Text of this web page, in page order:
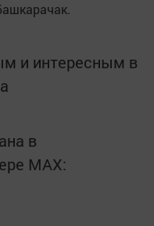
и интересным в
в
MАХ: